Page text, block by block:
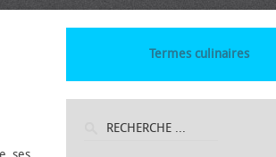
Termes culinaires